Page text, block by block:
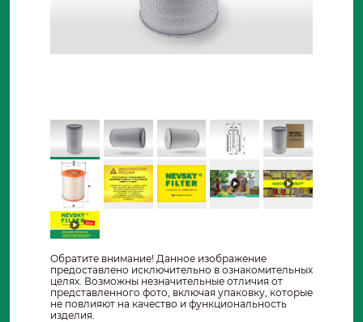
Обратите внимание! Данное изображение
предоставлено исключительно в ознакомительных
целях. Возможны незначительные отличия от
представленного фото, включая упаковку, которые
не повлияют на качество и функциональность
изделия.